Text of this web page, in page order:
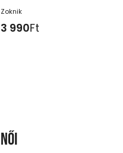
Zoknik
3 990Ft
Női